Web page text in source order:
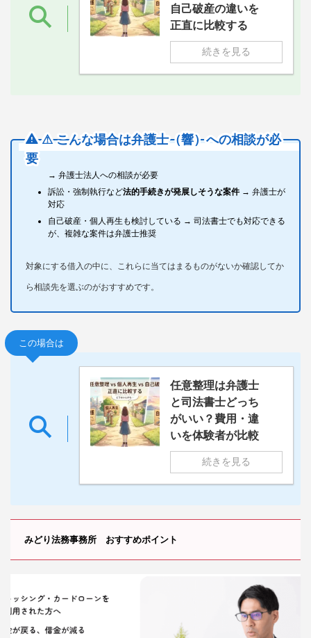
自己破産の違いを
正直に比較する
続きを見る
⚠ こんな場合は弁護士（響）への相談が必
要
→ 弁護士法人への相談が必要
訴訟・強制執行など法的手続きが発展しそうな案件→ 弁護士が
対応
自己破産・個人再生も検討している → 司法書士でも対応できる
が、複雑な案件は弁護士推奨
対象にする借入の中に、これらに当てはまるものがないか確認してか
ら相談先を選ぶのがおすすめです。
この場合は
任意整理は弁護士
と司法書士どっち
がいい？費用・違
いを体験者が比較
続きを見る
みどり法務事務所 おすすめポイント